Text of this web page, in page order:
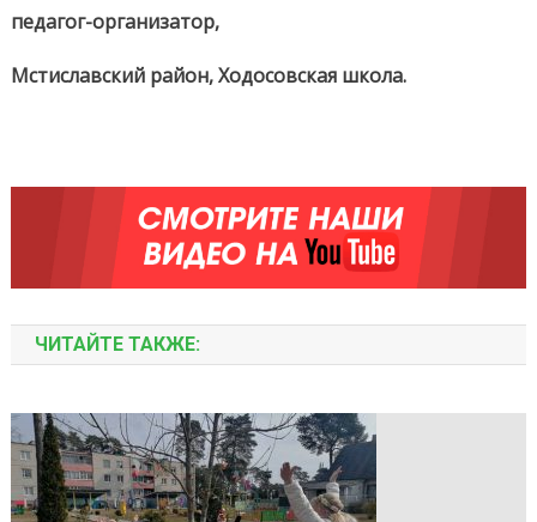
педагог-организатор,
Мстиславский район, Ходосовская школа.
ЧИТАЙТЕ ТАКЖЕ: